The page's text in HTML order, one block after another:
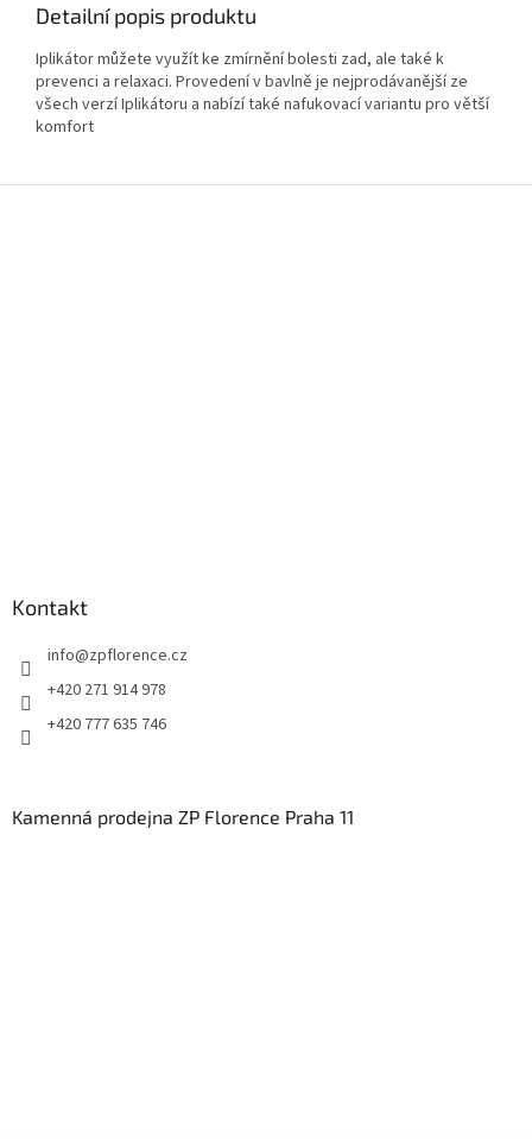
Detailní popis produktu
Iplikátor můžete využít ke zmírnění bolesti zad, ale také k
prevenci a relaxaci. Provedení v bavlně je nejprodávanější ze
všech verzí Iplikátoru a nabízí také nafukovací variantu pro větší
komfort
Kontakt
info@zpflorence.cz
+420 271 914 978
+420 777 635 746
Kamenná prodejna ZP Florence Praha 11